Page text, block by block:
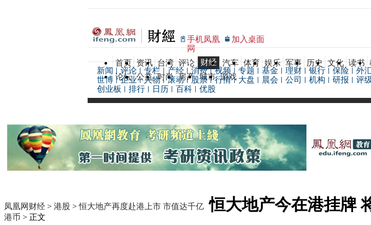
手机凤凰
网
加入桌面
首页 资讯 台湾 评论 财经 汽车 体育 娱乐 军事 历史 文化 读书
论坛 公益 时尚 房产 城市 游戏
新闻 评论 专栏 产经 消费 视频 专题 基金 理财 银行 保险 外
世博
企业 人物 滚动 股票 行情 大盘 晨会 公司 机构 研报 评
创业板
排行 日历 百科 优股
凤凰网财经 > 港股 >恒大地产再度赴港上市 市值达千亿
港币 > 正文
恒大地产今在港挂牌